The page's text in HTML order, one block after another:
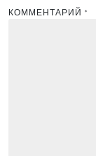
КОММЕНТАРИЙ *